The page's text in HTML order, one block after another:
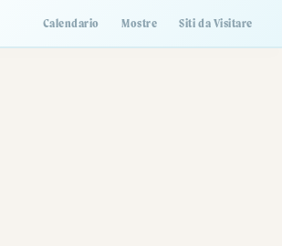
Calendario Mostre Siti da Visitare